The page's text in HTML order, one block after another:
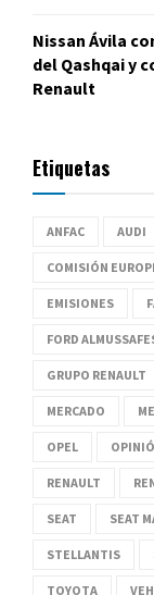
Nissan Ávila
del Qashqai y
Renault
Etiquetas
ANFAC AUDI
COMISIÓN
EMISIONES
FORD
GRUPO RENAULT
MERCADO
OPEL
RENAULT
SEAT SEAT
STELLANTIS
TOYOTA